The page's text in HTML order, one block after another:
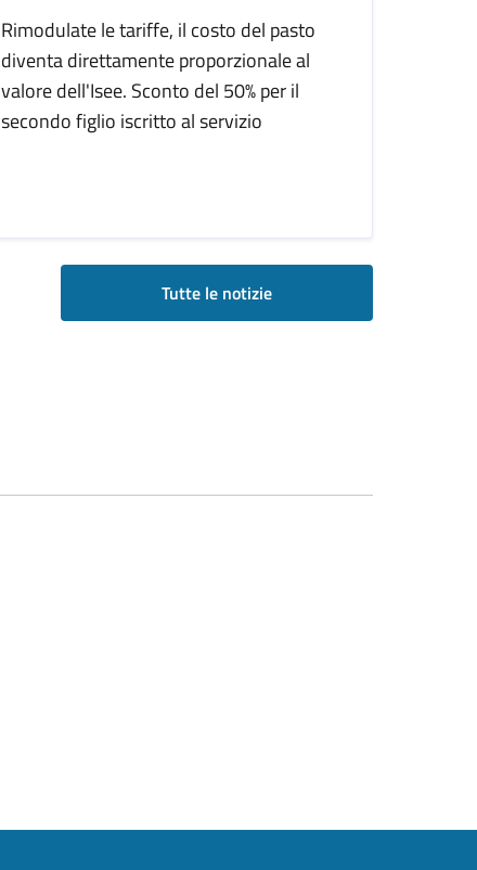
Rimodulate le tariffe, il costo del pasto
diventa direttamente proporzionale al
valore dell'Isee. Sconto del 50% per il
secondo figlio iscritto al servizio
Tutte le notizie